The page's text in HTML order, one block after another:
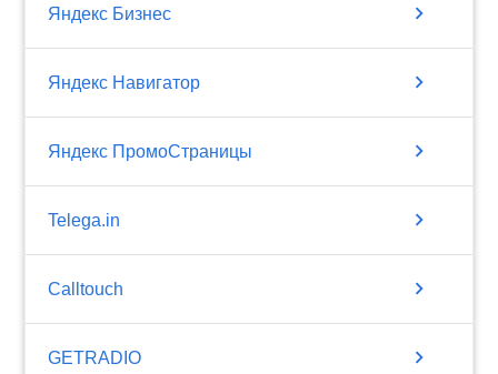
Яндекс Бизнес chevron_right
Яндекс Навигатор chevron_right
Яндекс ПромоСтраницы chevron_right
Telega.in chevron_right
Calltouch chevron_right
GETRADIO chevron_right